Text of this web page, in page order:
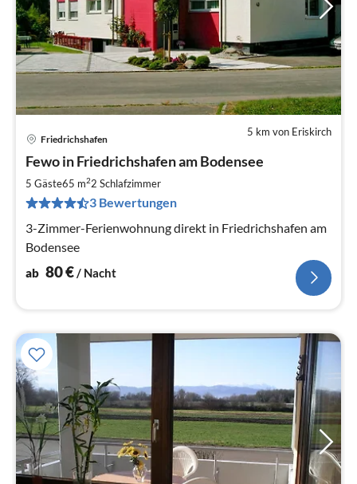
5 km von Eriskirch
Friedrichshafen
Fewo in Friedrichshafen am Bodensee
5 Gäste65 m22 Schlafzimmer
3 Bewertungen
3-Zimmer-Ferienwohnung direkt in Friedrichshafen am
Bodensee
ab 80€/ Nacht